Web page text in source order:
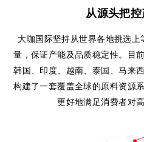
从源头把
大咖国际坚持从世界各地挑选
量，保证产能及品质稳定性。目
韩国、印度、越南、泰国、马来
构建了一套覆盖全球的原料资源
更好地满足消费者对